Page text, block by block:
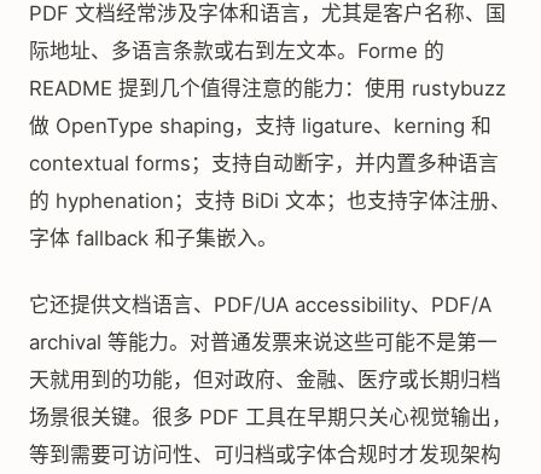
PDF 文档经常涉及字体和语言，尤其是客户名称、国
际地址、多语言条款或右到左文本。Forme 的
README 提到几个值得注意的能力：使用 rustybuzz
做 OpenType shaping，支持 ligature、kerning 和
contextual forms；支持自动断字，并内置多种语言
的 hyphenation；支持 BiDi 文本；也支持字体注册、
字体 fallback 和子集嵌入。
它还提供文档语言、PDF/UA accessibility、PDF/A
archival 等能力。对普通发票来说这些可能不是第一
天就用到的功能，但对政府、金融、医疗或长期归档
场景很关键。很多 PDF 工具在早期只关心视觉输出，
等到需要可访问性、可归档或字体合规时才发现架构